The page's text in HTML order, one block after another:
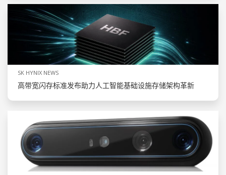
SK HYNIX NEWS
高带宽闪存标准发布助力人工智能基础设施存储架构革新